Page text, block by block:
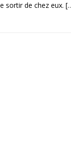
sortir de chez eux.